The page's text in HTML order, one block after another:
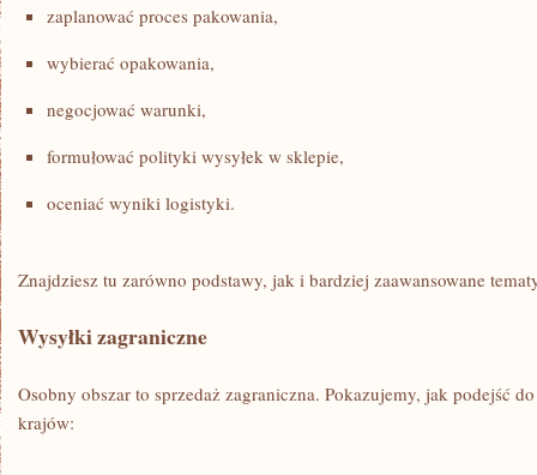
zaplanować proces pakowania,
wybierać opakowania,
negocjować warunki,
formułować polityki wysyłek w sklepie,
oceniać wyniki logistyki.
Znajdziesz tu zarówno podstawy, jak i bardziej zaawansowane
Wysyłki zagraniczne
Osobny obszar to sprzedaż zagraniczna. Pokazujemy, jak podejść
krajów: